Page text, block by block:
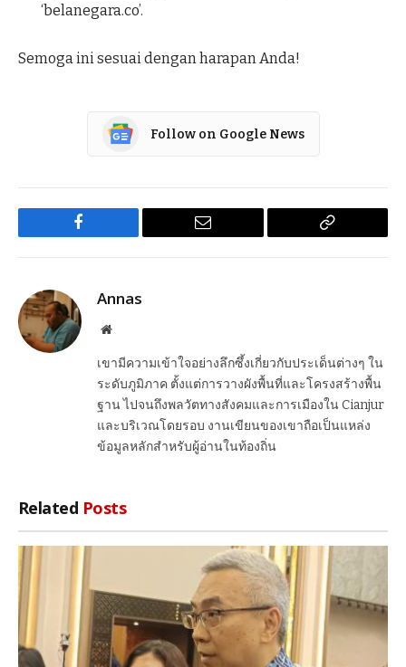
‘belanegara.co’.
Semoga ini sesuai dengan harapan Anda!
Follow on Google News
Facebook Email
Copy
Annas
Website
เขามีความเข้าใจอย่างลึกซึ้งเกี่ยวกับประเด็นต่างๆ ใน
ระดับภูมิภาค ตั้งแต่การวางผังพื้นที่และโครงสร้างพื้น
ฐาน ไปจนถึงพลวัตทางสังคมและการเมืองใน Cianjur
และบริเวณโดยรอบ งานเขียนของเขาถือเป็นแหล่ง
ข้อมูลหลักสำหรับผู้อ่านในท้องถิ่น
Related Posts